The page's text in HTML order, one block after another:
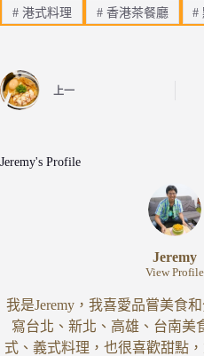
#港式料理 #香港茶餐廳 #
上一
Jeremy's Profile
Jeremy
View Profile
我是Jeremy，我喜愛品嘗美食
寫台北、新北、高雄、台南美
式、義式料理，也很喜歡甜點